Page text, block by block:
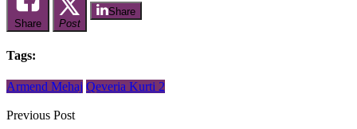
Share Post
Share
Tags:
Armend Mehaj Qeveria Kurti 2
Previous Post